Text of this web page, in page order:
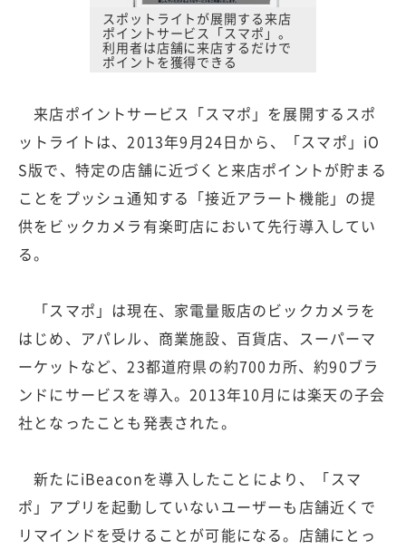
スポットライトが展開する来店
ポイントサービス「スマポ」。
利用者は店舗に来店するだけで
ポイントを獲得できる
来店ポイントサービス「スマポ」を展開するスポ
ットライトは、2013年9月24日から、「スマポ」iO
S版で、特定の店舗に近づくと来店ポイントが貯まる
ことをプッシュ通知する「接近アラート機能」の提
供をビックカメラ有楽町店において先行導入してい
る。
「スマポ」は現在、家電量販店のビックカメラを
はじめ、アパレル、商業施設、百貨店、スーパーマ
ーケットなど、23都道府県の約700カ所、約90ブラ
ンドにサービスを導入。2013年10月には楽天の子会
社となったことも発表された。
新たにiBeaconを導入したことにより、「スマ
ポ」アプリを起動していないユーザーも店舗近くで
リマインドを受けることが可能になる。店舗にとっ